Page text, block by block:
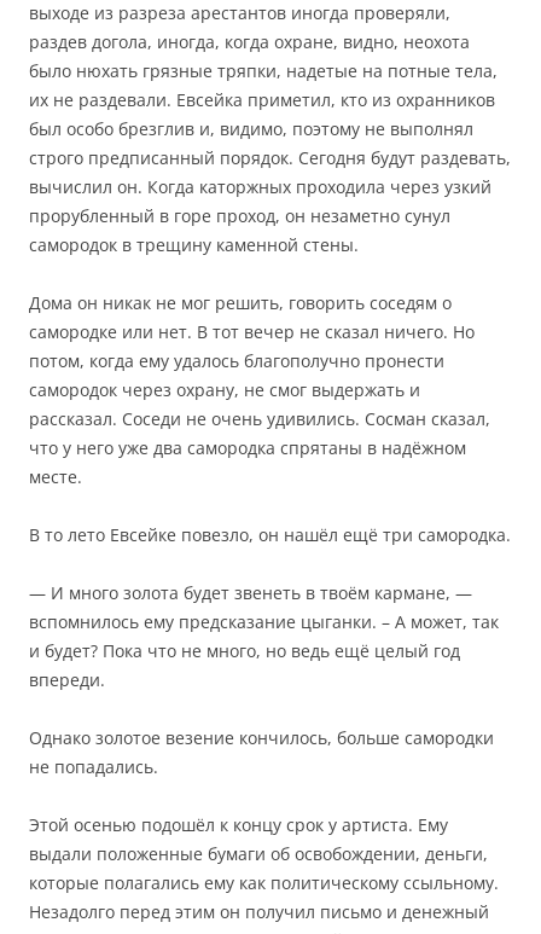
выходе из разреза арестантов иногда проверяли,
раздев догола, иногда, когда охране, видно, неохота
было нюхать грязные тряпки, надетые на потные тела,
их не раздевали. Евсейка приметил, кто из охранников
был особо брезглив и, видимо, поэтому не выполнял
строго предписанный порядок. Сегодня будут раздевать,
вычислил он. Когда каторжных проходила через узкий
прорубленный в горе проход, он незаметно сунул
самородок в трещину каменной стены.
Дома он никак не мог решить, говорить соседям о
самородке или нет. В тот вечер не сказал ничего. Но
потом, когда ему удалось благополучно пронести
самородок через охрану, не смог выдержать и
рассказал. Соседи не очень удивились. Сосман сказал,
что у него уже два самородка спрятаны в надёжном
месте.
В то лето Евсейке повезло, он нашёл ещё три самородка.
— И много золота будет звенеть в твоём кармане, —
вспомнилось ему предсказание цыганки. – А может, так
и будет? Пока что не много, но ведь ещё целый год
впереди.
Однако золотое везение кончилось, больше самородки
не попадались.
Этой осенью подошёл к концу срок у артиста. Ему
выдали положенные бумаги об освобождении, деньги,
которые полагались ему как политическому ссыльному.
Незадолго перед этим он получил письмо и денежный